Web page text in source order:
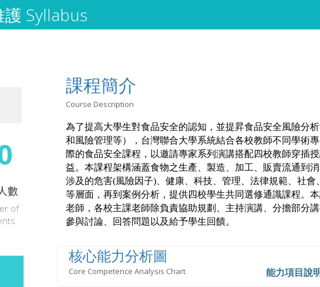
Syllabus
數
of
課程簡介
Course Description
為了提高大學生對食品安全的認知，並提昇食品安全風險分
和風險管理等），台灣聯合大學系統結合各校教師不同學術
際的食品安全課程，以邀請專家系列演講搭配四校教師穿插
益。本課程架構涵蓋食物之生產、製造、加工、販賣流通到
涉及的危害(風險因子)、健康、科技、管理、法律規範、社
等層面，再到案例分析，提供四校學生共同選修通識課程。
老師，各校主課老師除負責協助規劃、主持演講、分擔部分
參與討論、回答問題以及給予學生回饋。
核心能力分析圖
Core Competence Analysis Chart 能力項目說